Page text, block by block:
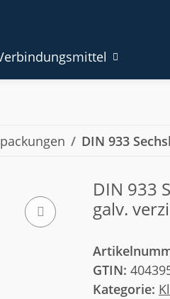
DIN 933
DIN 933
galv.
GTIN:
Kategorie: